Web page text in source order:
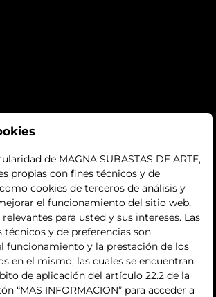
de MAGNA SUBASTAS DE ARTE,
propias con fines técnicos y de
cookies de terceros de análisis y
el funcionamiento del sitio web,
para usted y sus intereses. Las
técnicos y de preferencias son
funcionamiento y la prestación de los
en el mismo, las cuales se encuentran
de aplicación del artículo 22.2 de la
“MAS INFORMACION” para acceder a